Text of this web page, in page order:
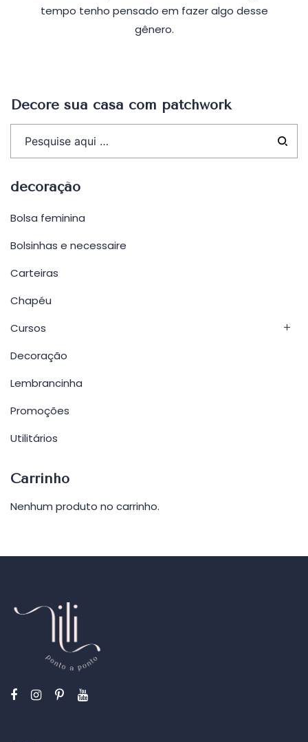
tempo tenho pensado em fazer algo desse
gênero.
Decore sua casa com patchwork
decoração
Bolsa feminina
Bolsinhas e necessaire
Carteiras
Chapéu
Cursos
Decoração
Lembrancinha
Promoções
Utilitários
Carrinho
Nenhum produto no carrinho.